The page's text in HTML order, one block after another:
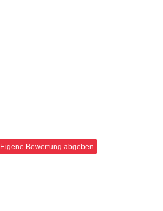
Eigene Bewertung abgeben